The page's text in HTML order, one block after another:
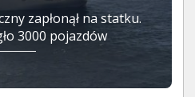
zapłonął na statku.
3000 pojazdów